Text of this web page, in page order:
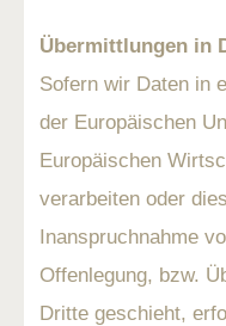
Übermittlungen in
Sofern wir Daten in
der Europäischen
Europäischen
verarbeiten oder
Inanspruchnahme
Offenlegung, bzw.
Dritte geschieht,